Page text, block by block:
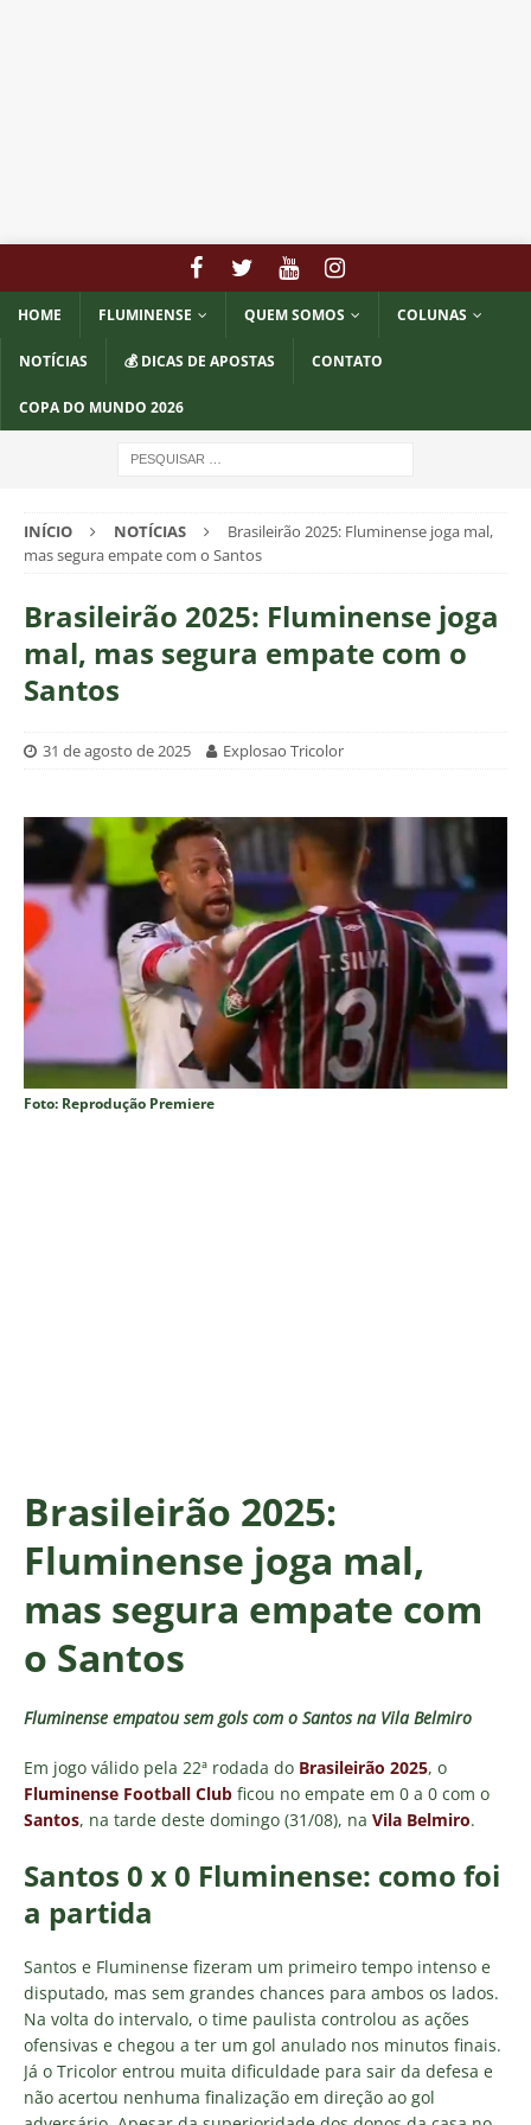
HOME FLUMINENSE QUEM SOMOS COLUNAS
NOTÍCIAS 💰 DICAS DE APOSTAS CONTATO
COPA DO MUNDO 2026
INÍCIO NOTÍCIAS
Brasileirão 2025: Fluminense joga mal,
mas segura empate com o Santos
Brasileirão 2025: Fluminense joga
mal, mas segura empate com o
Santos
31 de agosto de 2025 Explosao Tricolor
Foto: Reprodução Premiere
Brasileirão 2025:
Fluminense joga mal,
mas segura empate com
o Santos
Fluminense empatou sem gols com o Santos na Vila Belmiro
Em jogo válido pela 22ª rodada do Brasileirão 2025, o
Fluminense Football Club ficou no empate em 0 a 0 com o
Santos, na tarde deste domingo (31/08), na Vila Belmiro.
Santos 0 x 0 Fluminense: como foi
a partida
Santos e Fluminense fizeram um primeiro tempo intenso e
disputado, mas sem grandes chances para ambos os lados.
Na volta do intervalo, o time paulista controlou as ações
ofensivas e chegou a ter um gol anulado nos minutos finais.
Já o Tricolor entrou muita dificuldade para sair da defesa e
não acertou nenhuma finalização em direção ao gol